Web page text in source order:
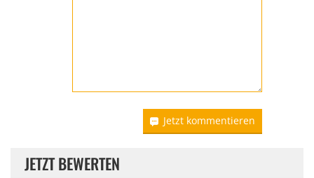
Jetzt kommentieren
JETZT BEWERTEN